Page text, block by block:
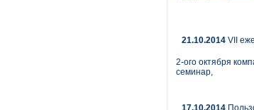
21.10.2014 VII
2-ого октября
семинар,
17.10.2014